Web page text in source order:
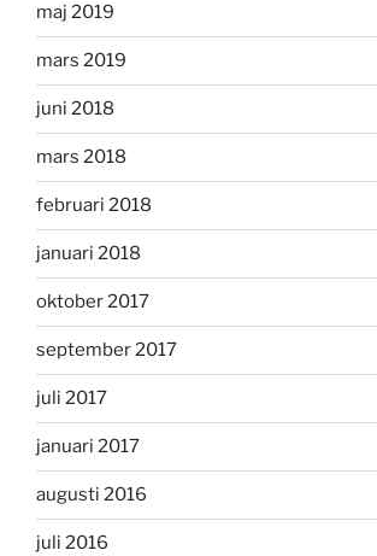
maj 2019
mars 2019
juni 2018
mars 2018
februari 2018
januari 2018
oktober 2017
september 2017
juli 2017
januari 2017
augusti 2016
juli 2016